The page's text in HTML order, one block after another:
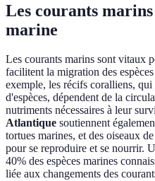
Les courants
marine
Les courants marins sont vitaux
facilitent la migration des
exemple, les récifs coralliens,
d'espèces, dépendent de la
nutriments nécessaires à leur
Atlantique soutiennent
tortues marines, et des oiseaux
pour se reproduire et se nourrir.
40% des espèces marines
liée aux changements des